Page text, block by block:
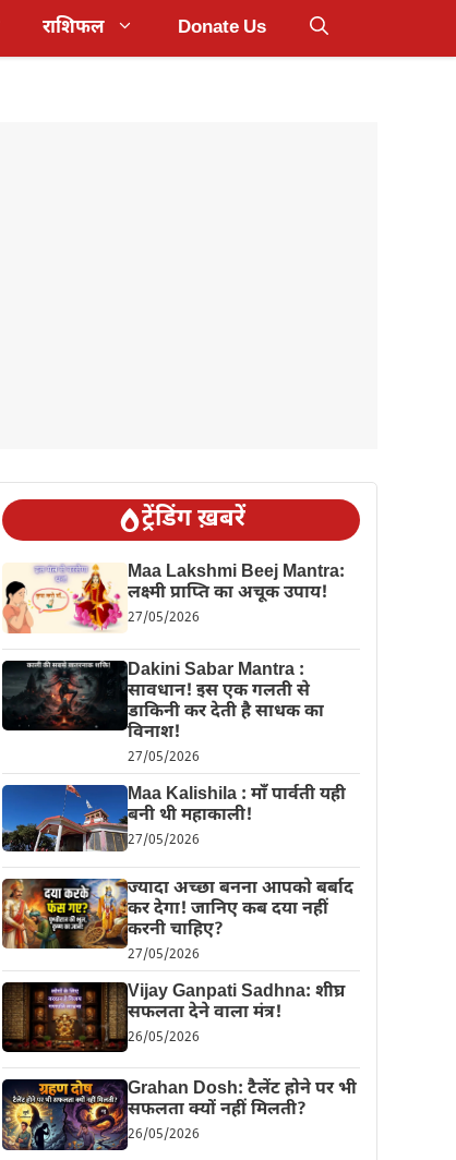
राशिफल Donate Us
ट्रेंडिंग ख़बरें
Maa Lakshmi Beej Mantra:
लक्ष्मी प्राप्ति का अचूक उपाय!
27/05/2026
Dakini Sabar Mantra :
सावधान! इस एक गलती से
डाकिनी कर देती है साधक का
विनाश!
27/05/2026
Maa Kalishila : माँ पार्वती यही
बनी थी महाकाली!
27/05/2026
ज्यादा अच्छा बनना आपको बर्बाद
कर देगा! जानिए कब दया नहीं
करनी चाहिए?
27/05/2026
Vijay Ganpati Sadhna: शीघ्र
सफलता देने वाला मंत्र!
26/05/2026
Grahan Dosh: टैलेंट होने पर भी
सफलता क्यों नहीं मिलती?
26/05/2026